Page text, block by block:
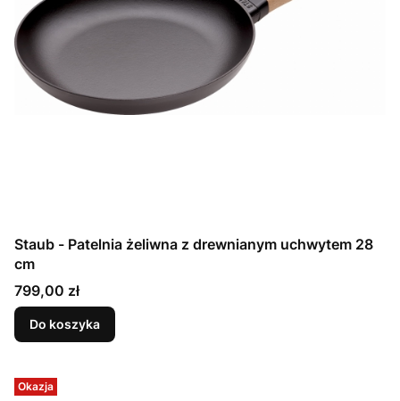
Staub - Patelnia żeliwna z drewnianym uchwytem 28
cm
Cena
799,00 zł
Do koszyka
Okazja